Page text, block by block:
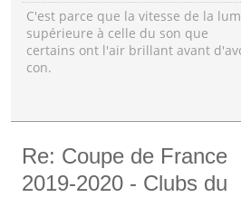
C'est parce que la vitesse de la
supérieure à celle du son que
certains ont l'air brillant avant
con.
Re: Coupe de France
2019-2020 - Clubs du